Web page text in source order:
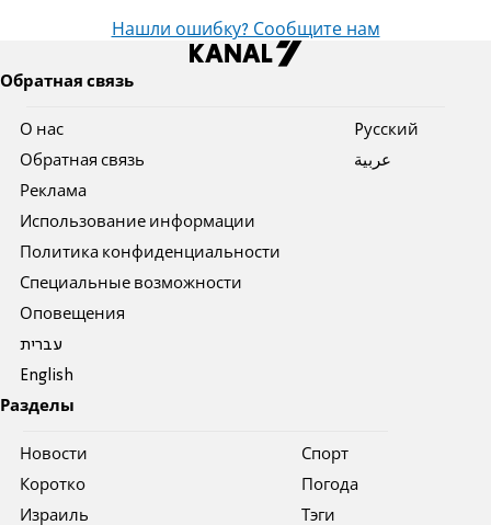
Нашли ошибку? Сообщите нам
Обратная связь
О нас
Обратная связь
Реклама
Использование информации
Политика конфиденциальности
Специальные возможности
Оповещения
עברית
English
Pусский
عربية
Разделы
Новости
Коротко
Израиль
Спорт
Погода
Тэги